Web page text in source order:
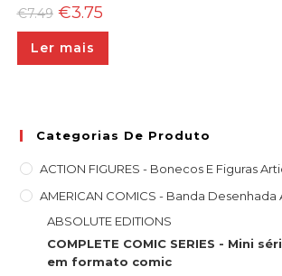
€7.49 O
preço
original
era:
€3.75O
preço
atual
Ler mais
Categorias De Produto
ACTION FIGURES - Bonecos E Figuras
AMERICAN COMICS - Banda Desenhada
ABSOLUTE EDITIONS
COMPLETE COMIC SERIES - Mini
em formato comic